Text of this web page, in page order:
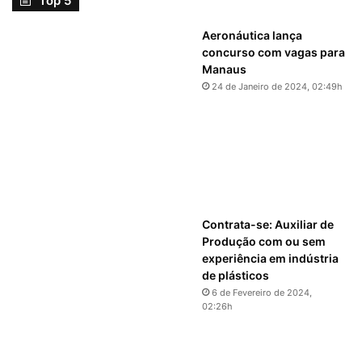
Aeronáutica lança
concurso com vagas para
Manaus
24 de Janeiro de 2024, 02:49h
Contrata-se: Auxiliar de
Produção com ou sem
experiência em indústria
de plásticos
6 de Fevereiro de 2024,
02:26h